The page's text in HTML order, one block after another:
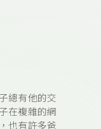
總有他的交
在複雜的網
也有許多爸